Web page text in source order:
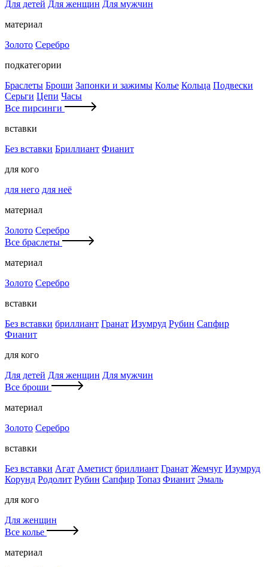
Для детей Для женщин Для мужчин
материал
Золото Серебро
подкатегории
Браслеты Броши Запонки и зажимы Колье Кольца Подвески
Серьги Цепи Часы
Все пирсинги
вставки
Без вставки Бриллиант Фианит
для кого
для него для неё
материал
Золото Серебро
Все браслеты
материал
Золото Серебро
вставки
Без вставки бриллиант Гранат Изумруд Рубин Сапфир
Фианит
для кого
Для детей Для женщин Для мужчин
Все броши
материал
Золото Серебро
вставки
Без вставки Агат Аметист бриллиант Гранат Жемчуг Изумруд
Корунд Родолит Рубин Сапфир Топаз Фианит Эмаль
для кого
Для женщин
Все колье
материал